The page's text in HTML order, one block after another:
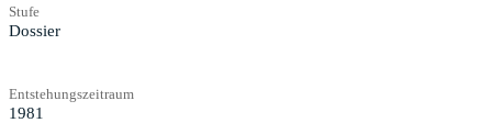
Stufe
Dossier
Entstehungszeitraum
1981